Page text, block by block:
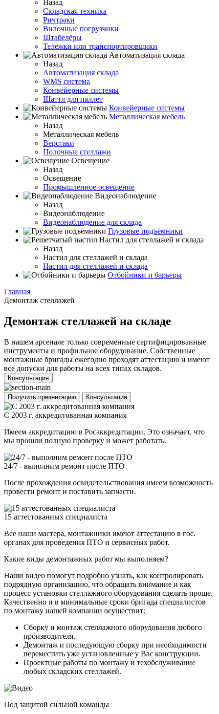
Назад
Складская техника
Ричтраки
Вилочные погрузчики
Штабелёры
Тележки или транспортировщики
Автоматизация склада
Назад
Автоматизация склада
WMS система
Конвейерные системы
Шаттл для паллет
Конвейерные системы
Металлическая мебель
Назад
Металлическая мебель
Верстаки
Полочные стеллажи
Освещение
Назад
Освещение
Промышленное освещение
Видеонаблюдение
Назад
Видеонаблюдение
Видеонаблюдение для склада
Грузовые подъёмники
Настил для стеллажей и склада
Назад
Настил для стеллажей и склада
Настил для стеллажей и склада
Отбойники и барьеры
Главная
Демонтаж стеллажей
Демонтаж стеллажей на складе
В нашем арсенале только современные сертифицированные
инструменты и профильное оборудование. Собственные
монтажные бригады ежегодно проходят аттестацию и имеют
все допуски для работы на всех типах складов.
Консультация
Получить презентацию Консультация
С 2003 г. аккредитованная компания
Имеем аккредитацию в Росаккредитации. Это означает, что
мы прошли полную проверку и может работать.
24/7 - выполним ремонт после ПТО
После прохождения освидетельствования имеем возможность
провести ремонт и поставить запчасти.
15 аттестованных специалиста
Все наши мастера, монтажники имеют аттестацию в гос.
органах для проведения ПТО и сервисных работ.
Какие виды демонтажных работ мы выполняем?
Наши видео помогут подробно узнать, как контролировать
подрядную организацию, что обращать внимание и как
процесс установки стеллажного оборудования сделать проще.
Качественно и в минимальные сроки бригада специалистов
по монтажу нашей компании осуществит:
Сборку и монтаж стеллажного оборудования любого
производителя.
Демонтаж и последующую сборку при необходимости
переместить уже установленные у Вас конструкции.
Проектные работы по монтажу и техобслуживание
любых складских стеллажей.
Под защитой сильной команды